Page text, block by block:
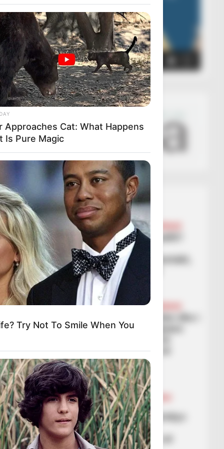
00:00 00:05
Lajmet më të lexuara
BALLINA BALLINA STATIKE
FUTBOLL SHQIPTAR
KUPA E SHQIPËRISË
VIDEO/ Ishte apo jo penallti?
Reagon edhe trajneri i
Partizanit: Penallti pa kontakt,
nuk pranojnë as VAR-in
March 4, 2026 Sport Ekspres
BALLINA
BALLINA STATIKE
FUTBOLL SHQIPTAR KUPA E SHQIPËRISË
shuan çdo ëndërr europiane
gjysmëfinale të Kupës së
Shqipërisë
March 4, 2026 Sport Ekspres
BALLINA BALLINA STATIKE
FUTBOLL SHQIPTAR KAT. SUPERIORE
SUPERIORE STATIKE
E papritur/ Elbasani përmbys
Partizanin, arrin në
gjysmëfinalen e Kupës së
Approaches Cat: What Happens
Is Pure Magic
Try Not To Smile When You